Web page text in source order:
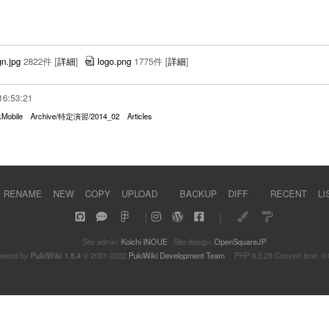
2822件 [詳細] logo.png 1775件 [詳細]
Archive/特定演習/2014_02 Articles
RENAME NEW COPY UPLOAD BACKUP DIFF RECENT
Site admin: Koichi INOUE Site design: OpenSquareJP
by PukiWiki 1.5.4© 2001-2022 PukiWiki Development TeamPHP 8.3.29 Convert time: